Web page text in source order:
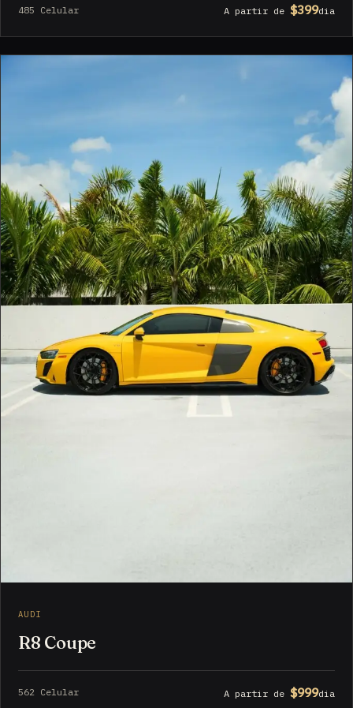
485 Celular A partir de $399dia
AUDI
R8 Coupe
562 Celular A partir de $999dia